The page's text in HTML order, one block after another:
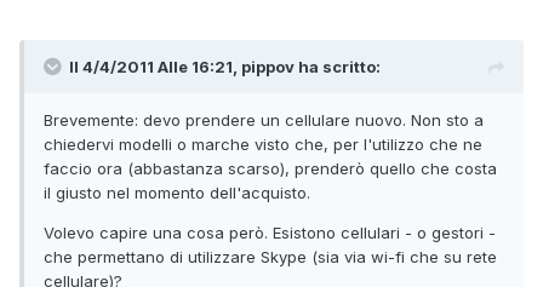
Il 4/4/2011 Alle 16:21, pippov ha scritto:
Brevemente: devo prendere un cellulare nuovo. Non sto a
chiedervi modelli o marche visto che, per l'utilizzo che ne
faccio ora (abbastanza scarso), prenderò quello che costa
il giusto nel momento dell'acquisto.
Volevo capire una cosa però. Esistono cellulari - o gestori -
che permettano di utilizzare Skype (sia via wi-fi che su rete
cellulare)?